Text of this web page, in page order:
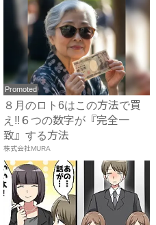
Promoted
８月のロト6はこの方法で買
え!!６つの数字が『完全一
致』する方法
株式会社MURA